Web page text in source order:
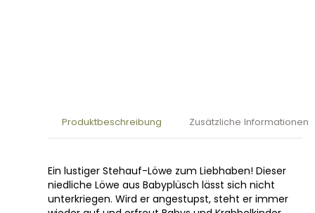
Produktbeschreibung Zusätzliche Informationen
Ein lustiger Stehauf-Löwe zum Liebhaben! Dieser
niedliche Löwe aus Babyplüsch lässt sich nicht
unterkriegen. Wird er angestupst, steht er immer